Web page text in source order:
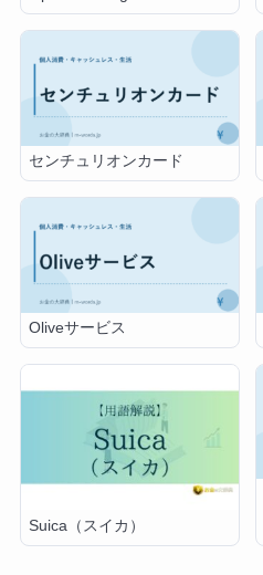
センチュリオンカード
Oliveサービス
Suica（スイカ）